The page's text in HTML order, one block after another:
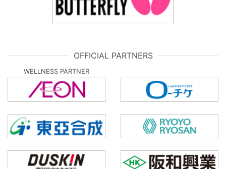
OFFICIAL PARTNERS
WELLNESS PARTNER